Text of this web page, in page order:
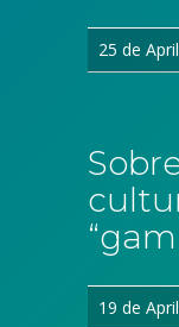
25 de
19 de